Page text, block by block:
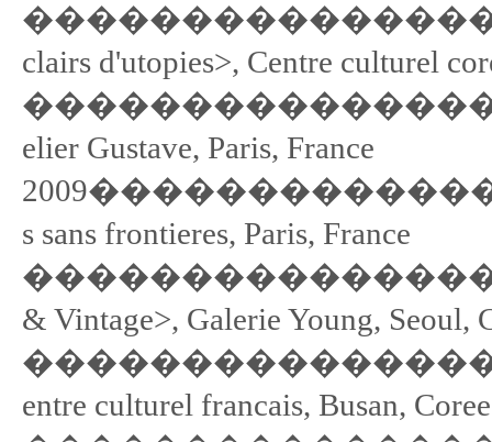
clairs d'utopies>, Centre culturel
elier Gustave, Paris, France
2009����������������
s sans frontieres, Paris, France
& Vintage>, Galerie Young, Seoul,
entre culturel francais, Busan, Coree